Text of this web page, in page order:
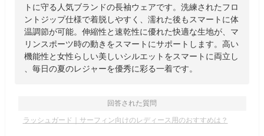
トに守る人気ブランドの長袖ウェアです。洗練されたフロ
ントジップ仕様で着脱しやすく、濡れた後もスマートに体
温調節が可能。伸縮性と速乾性に優れた快適な生地が、マ
リンスポーツ時の動きをスマートにサポートします。高い
機能性と女性らしい美しいシルエットをスマートに両立し
、毎日の夏のレジャーを優秀に彩る一着です。
回答された質問
ラッシュガード｜サーフィン向けのレディース用のおすすめは？